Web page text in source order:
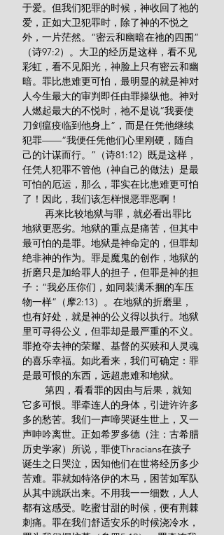
于爱。但我们犯罪的时候，神收回了祂的
爱，正如大卫犯罪时，除了神的不悦之
外，一片茫然。“密云和幽暗在祂的四围”
（诗97:2）。大卫的经历是这样，看不见
彩虹，看不见阳光，神脸上只有密云和幽
暗。罪比患难更可怕，最明显的就是神对
人今生最大的审判即任由罪操纵他。神对
人燃起最大的不悦时，祂不是说“我要使
刀剑瘟疫临到他身上”，而是任凭他继续
犯罪——“我便任凭他们心里刚硬，随自
己的计谋而行。”（诗81:12）既是这样，
任凭人犯罪不管他（神自己的做法）是最
可怕的厄运，那么，罪实在比患难更可怕
了！因此，我们该怎样恨恶罪恶啊！
地狱更恶劣。地狱的重点是痛苦，但其中
最可怕的是罪。地狱是神命定的，但罪却
绝非神的作为。罪是魔鬼的创作，地狱的
折磨只是加给罪人的担子，但罪是神的担
子：“我必压你们，如同装满禾捆的车压
物一样”（摩2:13）。在地狱的折磨里，
也有好处，就是神的公义得以执行。地狱
里可寻得公义，但罪却是最严重的不义。
罪抢夺去神的荣耀、基督的买赎和人灵魂
的喜乐幸福。如此看来，我们可确定：罪
是最可恨的东西，远超患难和地狱。
它多可恨。罪牵连人的身体，引进许许多
多的愁苦。我们一声啼哭诞生世上，又一
声呻吟离世。正如希罗多德（注：古希腊
历史学家）所说，罪使Thracians在孩子
诞生之日哭泣，因知他们在世将经历多少
苦难。罪就如特洛伊的木马，困苦如军队
从其中跳跃出来。不用我一一细数，人人
都有这感受。吃蜜甘甜的时候，便有荆棘
刺痛。罪在我们舒适安乐的时候浇冷水，